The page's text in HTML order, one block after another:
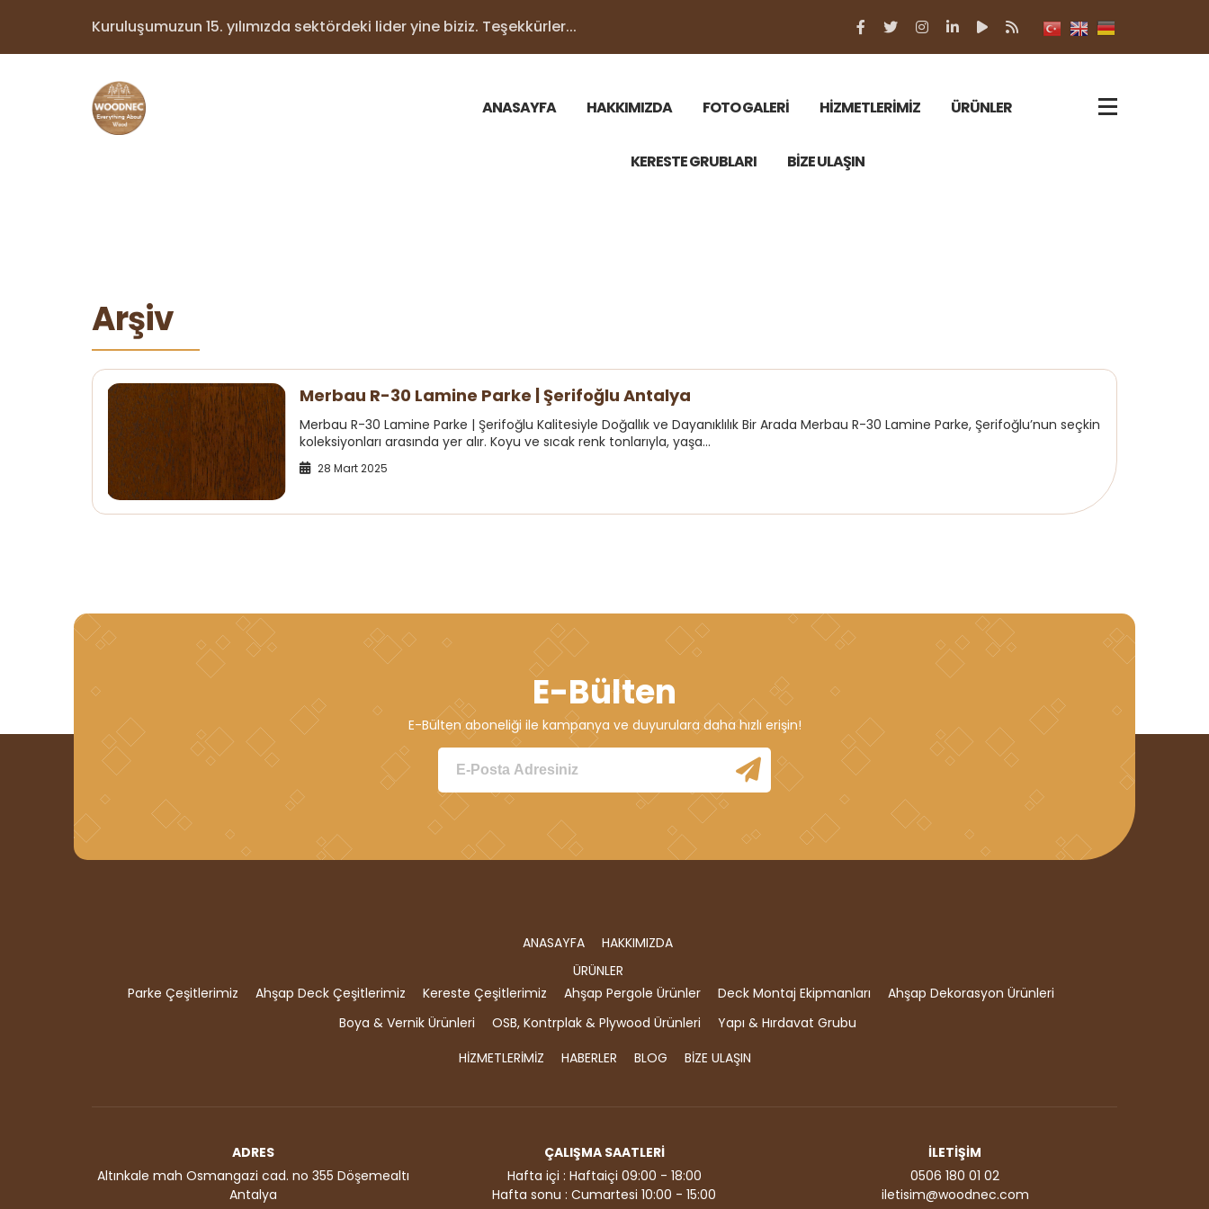
Kuruluşumuzun 15. yılımızda sektördeki lider yine biziz. Teşekkürler...
ANASAYFA HAKKIMIZDA FOTO GALERİ HİZMETLERİMİZ ÜRÜNLER
KERESTE GRUBLARI BİZE ULAŞIN
Arşiv
Merbau R-30 Lamine Parke | Şerifoğlu Antalya
Merbau R-30 Lamine Parke | Şerifoğlu Kalitesiyle Doğallık ve Dayanıklılık Bir Arada Merbau R-30 Lamine Parke, Şerifoğlu’nun seçkin
koleksiyonları arasında yer alır. Koyu ve sıcak renk tonlarıyla, yaşa...
28 Mart 2025
E-Bülten
E-Bülten aboneliği ile kampanya ve duyurulara daha hızlı erişin!
ANASAYFA
HAKKIMIZDA
ÜRÜNLER
Parke Çeşitlerimiz
Ahşap Deck Çeşitlerimiz Kereste Çeşitlerimiz Ahşap Pergole Ürünler Deck Montaj Ekipmanları
Ahşap Dekorasyon Ürünleri
Boya & Vernik Ürünleri
OSB, Kontrplak & Plywood Ürünleri
Yapı & Hırdavat Grubu
HİZMETLERİMİZ
HABERLER BLOG BİZE ULAŞIN
ADRES
Altınkale mah Osmangazi cad. no 355 Döşemealtı
Antalya
ÇALIŞMA SAATLERİ
Hafta içi : Haftaiçi 09:00 - 18:00
Hafta sonu : Cumartesi 10:00 - 15:00
İLETİŞİM
0506 180 01 02
iletisim@woodnec.com